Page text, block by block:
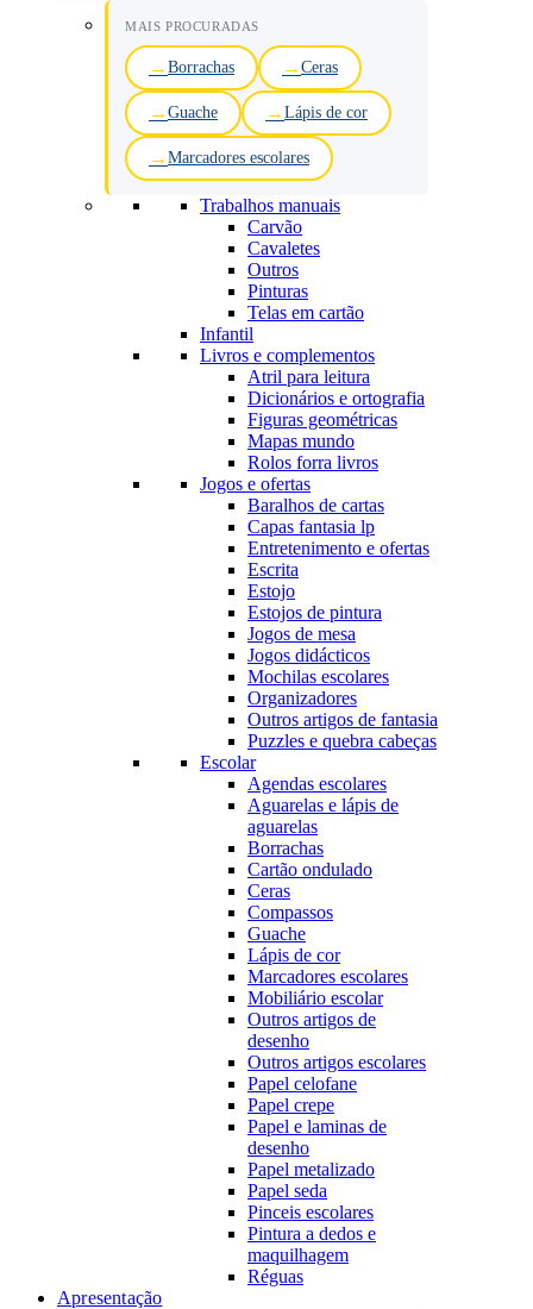
MAIS PROCURADAS
Borrachas Ceras
Guache Lápis de cor
Marcadores escolares
Trabalhos manuais
Carvão
Cavaletes
Outros
Pinturas
Telas em cartão
Infantil
Livros e complementos
Atril para leitura
Dicionários e ortografia
Figuras geométricas
Mapas mundo
Rolos forra livros
Jogos e ofertas
Baralhos de cartas
Capas fantasia lp
Entretenimento e ofertas
Escrita
Estojo
Estojos de pintura
Jogos de mesa
Jogos didácticos
Mochilas escolares
Organizadores
Outros artigos de fantasia
Puzzles e quebra cabeças
Escolar
Agendas escolares
Aguarelas e lápis de
aguarelas
Borrachas
Cartão ondulado
Ceras
Compassos
Guache
Lápis de cor
Marcadores escolares
Mobiliário escolar
Outros artigos de
desenho
Outros artigos escolares
Papel celofane
Papel crepe
Papel e laminas de
desenho
Papel metalizado
Papel seda
Pinceis escolares
Pintura a dedos e
maquilhagem
Réguas
Apresentação